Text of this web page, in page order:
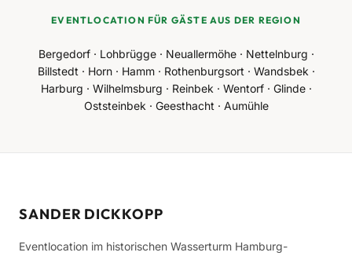
EVENTLOCATION FÜR GÄSTE AUS DER REGION
Bergedorf · Lohbrügge · Neuallermöhe · Nettelnburg ·
Billstedt · Horn · Hamm · Rothenburgsort · Wandsbek ·
Harburg · Wilhelmsburg · Reinbek · Wentorf · Glinde ·
Oststeinbek · Geesthacht · Aumühle
SANDER DICKKOPP
Eventlocation im historischen Wasserturm Hamburg-